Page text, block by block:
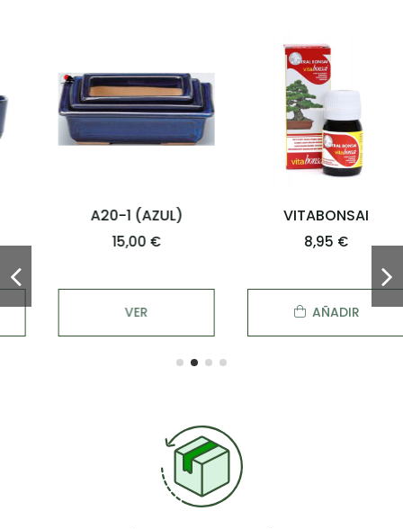
A20-1 (AZUL)
15,00 €
VITABONSAI
8,95 €
AÑADIR